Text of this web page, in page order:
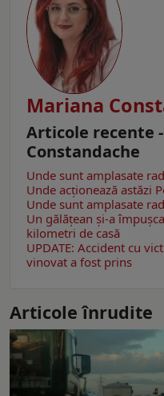
Mariana
Articole recente
Constandache
Unde sunt amplasate
Unde acționează astăzi
Unde sunt amplasate
Un gălăţean și-a
kilometri de casă
UPDATE: Accident cu
vinovat a fost prins
Articole înrudite